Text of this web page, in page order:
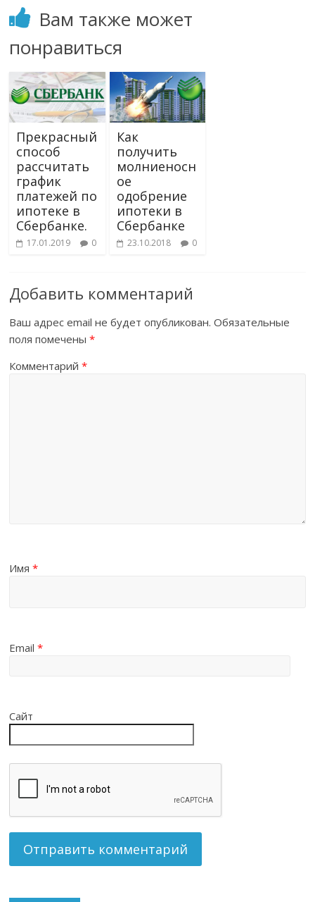
Вам также может
понравиться
Прекрасный
способ
рассчитать
график
платежей по
ипотеке в
Сбербанке.
17.01.2019 0
Как
получить
молниеносн
ое
одобрение
ипотеки в
Сбербанке
23.10.2018 0
Добавить комментарий
Ваш адрес email не будет опубликован. Обязательные
поля помечены*
Комментарий*
Имя*
Email*
Сайт